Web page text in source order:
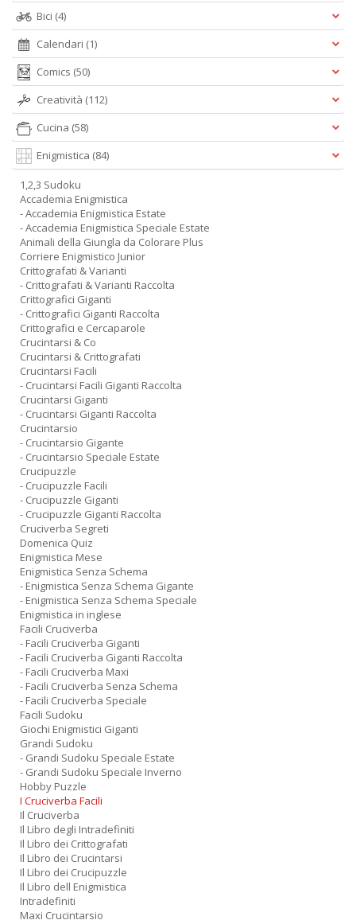
Bici (4)
Calendari (1)
Comics (50)
Creatività (112)
Cucina (58)
Enigmistica (84)
1,2,3 Sudoku
Accademia Enigmistica
- Accademia Enigmistica Estate
- Accademia Enigmistica Speciale Estate
Animali della Giungla da Colorare Plus
Corriere Enigmistico Junior
Crittografati & Varianti
- Crittografati & Varianti Raccolta
Crittografici Giganti
- Crittografici Giganti Raccolta
Crittografici e Cercaparole
Crucintarsi & Co
Crucintarsi & Crittografati
Crucintarsi Facili
- Crucintarsi Facili Giganti Raccolta
Crucintarsi Giganti
- Crucintarsi Giganti Raccolta
Crucintarsio
- Crucintarsio Gigante
- Crucintarsio Speciale Estate
Crucipuzzle
- Crucipuzzle Facili
- Crucipuzzle Giganti
- Crucipuzzle Giganti Raccolta
Cruciverba Segreti
Domenica Quiz
Enigmistica Mese
Enigmistica Senza Schema
- Enigmistica Senza Schema Gigante
- Enigmistica Senza Schema Speciale
Enigmistica in inglese
Facili Cruciverba
- Facili Cruciverba Giganti
- Facili Cruciverba Giganti Raccolta
- Facili Cruciverba Maxi
- Facili Cruciverba Senza Schema
- Facili Cruciverba Speciale
Facili Sudoku
Giochi Enigmistici Giganti
Grandi Sudoku
- Grandi Sudoku Speciale Estate
- Grandi Sudoku Speciale Inverno
Hobby Puzzle
I Cruciverba Facili
Il Cruciverba
Il Libro degli Intradefiniti
Il Libro dei Crittografati
Il Libro dei Crucintarsi
Il Libro dei Crucipuzzle
Il Libro dell Enigmistica
Intradefiniti
Maxi Crucintarsio